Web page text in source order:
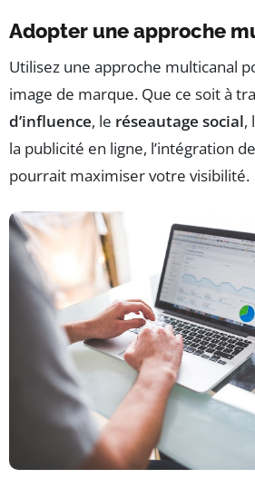
Adopter une approche
Utilisez une approche multicanal
image de marque. Que ce soit à
d’influence, le réseautage social,
la publicité en ligne, l’intégration
pourrait maximiser votre visibilité.